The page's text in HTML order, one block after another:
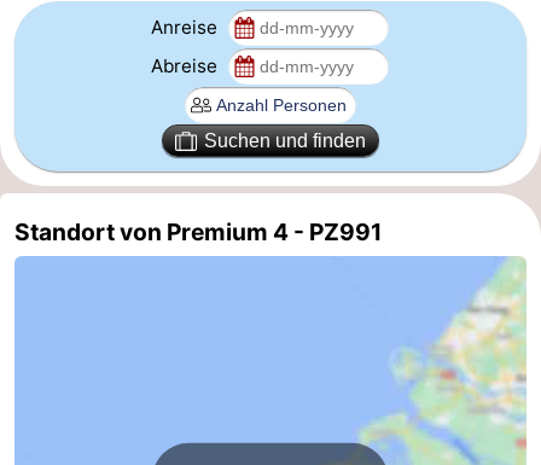
Essen
Veranstaltungen
Forum
Route
Anreise
Abreise
Suchen und finden
Standort von Premium 4 - PZ991